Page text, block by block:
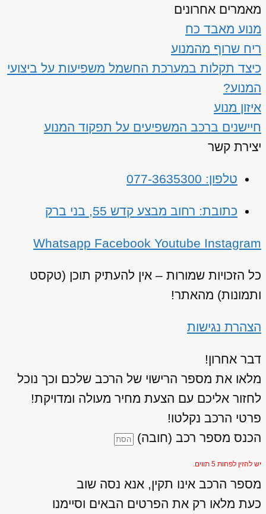
מאמרים אחרונים
מנוע מאבד כח
ריח שרוף מהמנוע
כיצד תקלות במערכת החשמל משפיעות על ביצועי
המנוע?
איזון מנוע
חיישנים ברכב המשפיעים על תפקוד המנוע
יצירת קשר
טלפון: 077-3635300
כתובת: רחוב מבצע קדש 55, בני ברק
Whatsapp Facebook Youtube Instagram
כל הזכויות שמורות – אין להעתיק תוכן (טקסט
ותמונות) מהאתר!
הצהרת נגישות
דבר אחרון!
מלאו את מספר הרישוי של הרכב שלכם וכך נוכל
לחזור אליכם עם הצעת מחיר מעולה ומדויקת!
פרטי הרכב נקלטו!
הכנס מספר רכב (חובה)
יש להזין לפחות 5 תווים.
מספר הרכב אינו תקין, אנא נסה שוב
כעת מלאו רק את הפרטים הבאים וסיימנו